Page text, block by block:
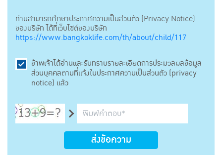
ท่านสามารถศึกษาประกาศความเป็นส่วนตัว (Privacy Notice)
ของบริษัท ได้ที่เว็บไซต์ของบริษัท
https://www.bangkoklife.com/th/about/child/117
ข้าพเจ้าได้อ่านและรับทราบรายละเอียดการประมวลผลข้อมูล
ส่วนบุคคลตามที่แจ้งในประกาศความเป็นส่วนตัว (privacy
notice) แล้ว
ส่งข้อความ